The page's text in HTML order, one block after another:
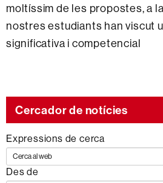
moltíssim de les propostes, a
nostres estudiants han viscut
significativa i competencial
Cercador de notícies
Expressions de cerca
Des de